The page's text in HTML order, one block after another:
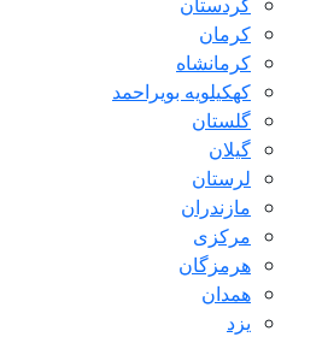
کرمان
کرمانشاه
کهکیلویه بویراحمد
گلستان
گیلان
لرستان
مازندران
مرکزی
هرمزگان
همدان
یزد